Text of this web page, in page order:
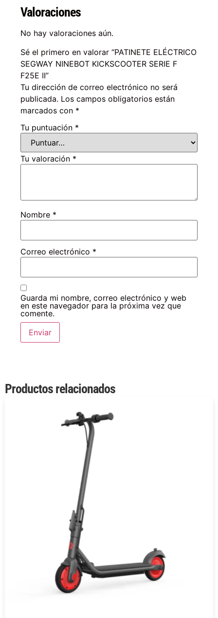
Valoraciones
No hay valoraciones aún.
Sé el primero en valorar “PATINETE ELÉCTRICO
SEGWAY NINEBOT KICKSCOOTER SERIE F
F25E II”
Tu dirección de correo electrónico no será
publicada. Los campos obligatorios están
marcados con *
Tu puntuación *
Tu valoración *
Nombre *
Correo electrónico *
Guarda mi nombre, correo electrónico y web
en este navegador para la próxima vez que
comente.
Productos relacionados